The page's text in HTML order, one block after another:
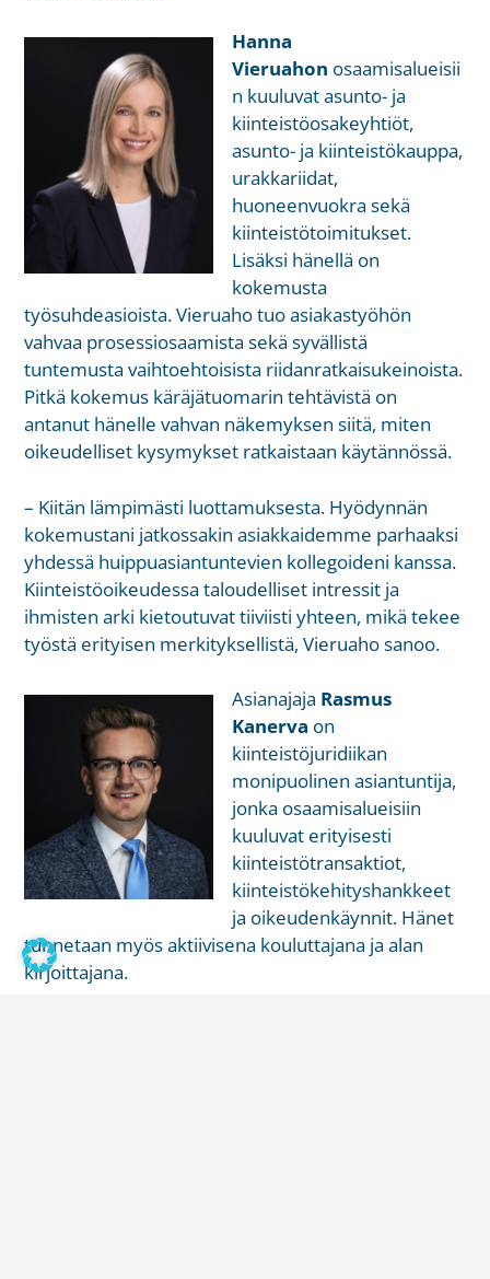
Hanna
Vieruahon osaamisalueisii
n kuuluvat asunto- ja
kiinteistöosakeyhtiöt,
asunto- ja kiinteistökauppa,
urakkariidat,
huoneenvuokra sekä
kiinteistötoimitukset.
Lisäksi hänellä on
kokemusta
työsuhdeasioista. Vieruaho tuo asiakastyöhön
vahvaa prosessiosaamista sekä syvällistä
tuntemusta vaihtoehtoisista riidanratkaisukeinoista.
Pitkä kokemus käräjätuomarin tehtävistä on
antanut hänelle vahvan näkemyksen siitä, miten
oikeudelliset kysymykset ratkaistaan käytännössä.
– Kiitän lämpimästi luottamuksesta. Hyödynnän
kokemustani jatkossakin asiakkaidemme parhaaksi
yhdessä huippuasiantuntevien kollegoideni kanssa.
Kiinteistöoikeudessa taloudelliset intressit ja
ihmisten arki kietoutuvat tiiviisti yhteen, mikä tekee
työstä erityisen merkityksellistä, Vieruaho sanoo.
Asianajaja Rasmus
Kanerva on
kiinteistöjuridiikan
monipuolinen asiantuntija,
jonka osaamisalueisiin
kuuluvat erityisesti
kiinteistötransaktiot,
kiinteistökehityshankkeet
ja oikeudenkäynnit. Hänet
tunnetaan myös aktiivisena kouluttajana ja alan
kirjoittajana.